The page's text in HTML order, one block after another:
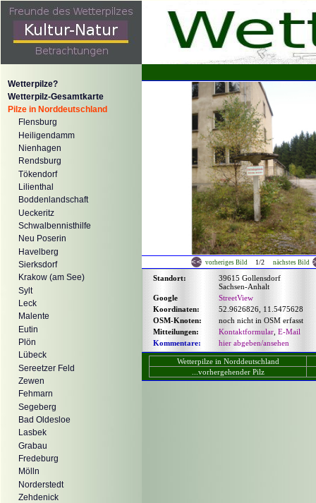
Wetterpilze?
Wetterpilz-Gesamtkarte
Pilze in Norddeutschland
Flensburg
Heiligendamm
Nienhagen
Rendsburg
Tökendorf
Lilienthal
Boddenlandschaft
Ueckeritz
Schwalbennisthilfe
Neu Poserin
Havelberg
Sierksdorf
Krakow (am See)
Sylt
Leck
Malente
Eutin
Plön
Lübeck
Sereetzer Feld
Zewen
Fehmarn
Segeberg
Bad Oldesloe
Lasbek
Grabau
Fredeburg
Mölln
Norderstedt
Zehdenick
vorheriges Bild 1/2 nächstes Bild
Standort:
39615 Gollensdorf
Sachsen-Anhalt
Google
StreetView
Koordinaten:
52.9626826, 11.5475628
OSM-Knoten:
noch nicht in OSM erfasst
Mitteilungen:
Kontaktformular E-Mail
Kommentare:
hier abgeben/ansehen
Wetterpilze in Norddeutschland
...vorhergehender Pilz